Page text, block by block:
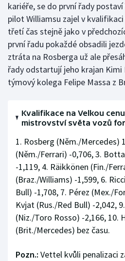
Plavání
Plážový volejbal
Ragby
Rychlobruslení
Rychlostní kanoistika
Sportovní střelba
Stolní tenis
Triatlon
Veslování
kariéře, se do první řady
pilot Williamsu zajel v
třetí čas stejně jako v
první řadu pokaždé obsadili
ztráta na Rosberga už ale
řady odstartují jeho krajan Kimi
týmový kolega Felipe Massa z
Kvalifikace na Velkou
mistrovství světa vozů
1. Rosberg (Něm./Mercedes)
(Něm./Ferrari) -0,706, 3.
-1,119, 4. Räikkönen (Fin./
(Braz./Williams) -1,599, 6.
Bull) -1,708, 7. Pérez (Mex./
Kvjat (Rus./Red Bull) -2,042,
(Niz./Toro Rosso) -2,166, 10.
(Brit./Mercedes) bez času.
Pozn.: Vettel kvůli penalizaci